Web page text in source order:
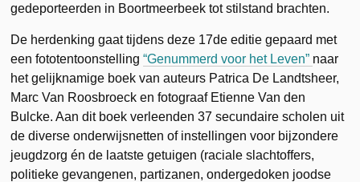
gedeporteerden in Boortmeerbeek tot stilstand brachten.
De herdenking gaat tijdens deze 17de editie gepaard met
een fototentoonstelling“Genummerd voor het Leven” naar
het gelijknamige boek van auteurs Patrica De Landtsheer,
Marc Van Roosbroeck en fotograaf Etienne Van den
Bulcke. Aan dit boek verleenden 37 secundaire scholen uit
de diverse onderwijsnetten of instellingen voor bijzondere
jeugdzorg én de laatste getuigen (raciale slachtoffers,
politieke gevangenen, partizanen, ondergedoken joodse